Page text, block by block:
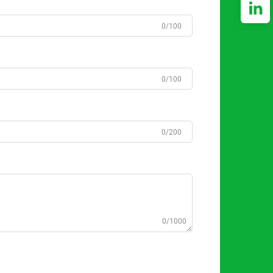
0/100
0/100
0/200
0/1000